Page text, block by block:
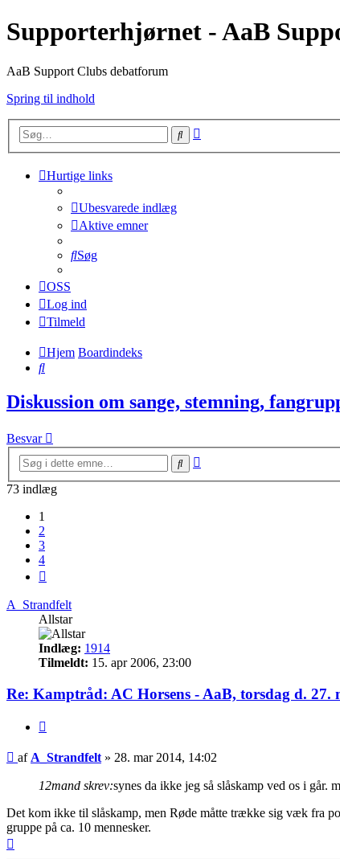
Supporterhjørnet - AaB
AaB Support Clubs debatforum
Spring til indhold
Søg
Hurtige links
Ubesvarede indlæg
Aktive emner
Søg
OSS
Log ind
Tilmeld
Hjem Boardindeks
Søg
Diskussion om sange, stemning,
Besvar
Søg
73 indlæg
1
2
3
4
A_Strandfelt
Allstar
Indlæg: 1914
Tilmeldt: 15. apr 2006, 23:00
Re: Kamptråd: AC Horsens - AaB, torsdag d. 27.
Indlæg
af A_Strandfelt » 28. mar 2014, 14:02
12mand skrev:synes da ikke jeg så slåskamp ved os i går.
Det kom ikke til slåskamp, men Røde måtte trække sig væk fra
gruppe på ca. 10 mennesker.